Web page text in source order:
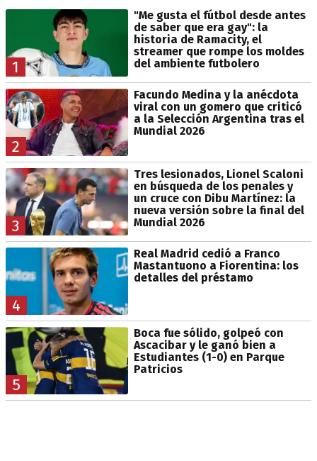
1
"Me gusta el fútbol desde antes
de saber que era gay": la
historia de Ramacity, el
streamer que rompe los moldes
del ambiente futbolero
2
Facundo Medina y la anécdota
viral con un gomero que criticó
a la Selección Argentina tras el
Mundial 2026
3
Tres lesionados, Lionel Scaloni
en búsqueda de los penales y
un cruce con Dibu Martínez: la
nueva versión sobre la final del
Mundial 2026
4
Real Madrid cedió a Franco
Mastantuono a Fiorentina: los
detalles del préstamo
5
Boca fue sólido, golpeó con
Ascacibar y le ganó bien a
Estudiantes (1-0) en Parque
Patricios